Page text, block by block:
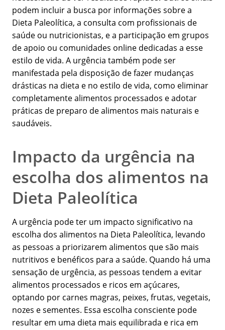
podem incluir a busca por informações sobre a
Dieta Paleolítica, a consulta com profissionais de
saúde ou nutricionistas, e a participação em grupos
de apoio ou comunidades online dedicadas a esse
estilo de vida. A urgência também pode ser
manifestada pela disposição de fazer mudanças
drásticas na dieta e no estilo de vida, como eliminar
completamente alimentos processados e adotar
práticas de preparo de alimentos mais naturais e
saudáveis.
Impacto da urgência na
escolha dos alimentos na
Dieta Paleolítica
A urgência pode ter um impacto significativo na
escolha dos alimentos na Dieta Paleolítica, levando
as pessoas a priorizarem alimentos que são mais
nutritivos e benéficos para a saúde. Quando há uma
sensação de urgência, as pessoas tendem a evitar
alimentos processados e ricos em açúcares,
optando por carnes magras, peixes, frutas, vegetais,
nozes e sementes. Essa escolha consciente pode
resultar em uma dieta mais equilibrada e rica em